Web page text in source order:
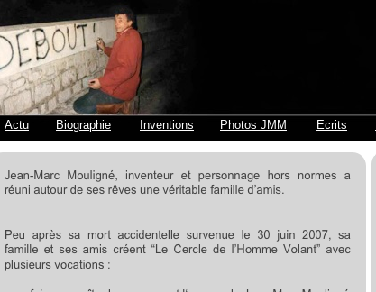
Actu Inventions Photos JMM Ecrits
Biographie